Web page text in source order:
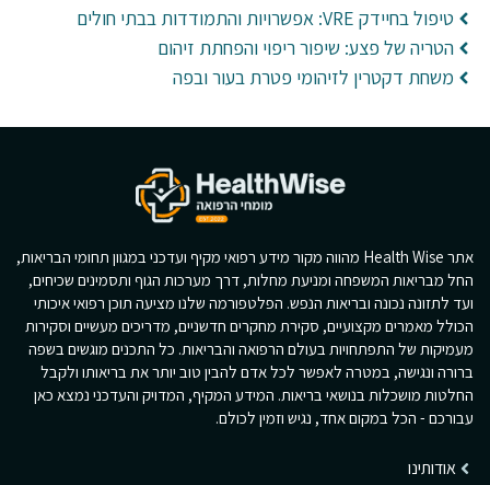
טיפול בחיידק VRE: אפשרויות והתמודדות בבתי חולים
הטריה של פצע: שיפור ריפוי והפחתת זיהום
משחת דקטרין לזיהומי פטרת בעור ובפה
אתר Health Wise מהווה מקור מידע רפואי מקיף ועדכני במגוון תחומי הבריאות,
החל מבריאות המשפחה ומניעת מחלות, דרך מערכות הגוף ותסמינים שכיחים,
ועד לתזונה נכונה ובריאות הנפש. הפלטפורמה שלנו מציעה תוכן רפואי איכותי
הכולל מאמרים מקצועיים, סקירת מחקרים חדשניים, מדריכים מעשיים וסקירות
מעמיקות של התפתחויות בעולם הרפואה והבריאות. כל התכנים מוגשים בשפה
ברורה ונגישה, במטרה לאפשר לכל אדם להבין טוב יותר את בריאותו ולקבל
החלטות מושכלות בנושאי בריאות. המידע המקיף, המדויק והעדכני נמצא כאן
עבורכם - הכל במקום אחד, נגיש וזמין לכולם.
אודותינו